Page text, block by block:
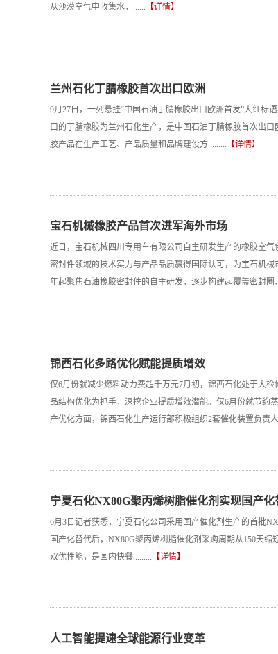
从沙漠空气中收集水，...... 【详情】
兰州石化丁腈橡胶首次出口欧洲
9月27日，一列悬挂“中国石油丁腈橡胶出口欧洲首发”大红标
口的丁腈橡胶为兰州石化生产，是中国石油丁腈橡胶首次出
胶产品在生产工艺、产品质量和品牌建设方......... 【详情】
宝石机械橡胶产品首次进军海外市场
近日，宝石机械四川专用车有限公司自主研发生产的橡胶空
密封件领域的技术实力与产品品质赢得国际认可，为宝石机
年起聚焦石油橡胶密封件的自主研发，逐步构建起覆盖密封圈
锦西石化多路优化赋能提质增效
仅6月份就减少燃料动力费超千万元7月初，锦西石化处于大
品结构优化为抓手，深挖企业提质增效潜能。仅6月份就节约
产优化方面，锦西石化生产运行部积极组织2套催化装置负责
宁夏石化NX80G聚丙烯树脂催化剂实现国产化
6月3日记者获悉，宁夏石化公司采用国产催化剂生产的首批
国产化替代后，NX80G聚丙烯树脂催化剂采购周期从150天
双优性能，是国内快餐......... 【详情】
人工智能提速全球能源行业变革